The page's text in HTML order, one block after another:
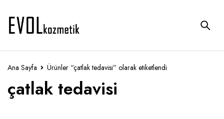
Ana Sayfa Ürünler “çatlak tedavisi” olarak etiketlendi
çatlak tedavisi